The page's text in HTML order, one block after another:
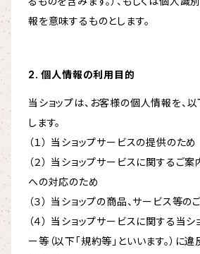
報を意味するものとします。
2. 個人情報の利用目的
当ショップは、お客様の個人情報を、
します。
（１） 当ショップサービスの提供のため
（２） 当ショップサービスに関するご
への対応のため
（３） 当ショップの商品、サービス等の
（４） 当ショップサービスに関する当シ
ー等（以下「規約等」といいます。）に